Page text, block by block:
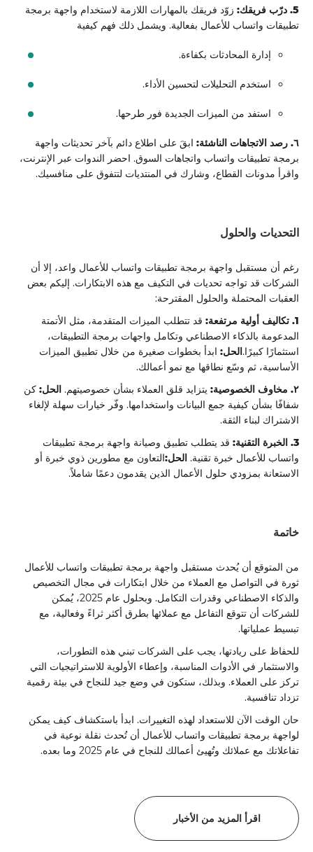
5. درّب فريقك:
زوّد فريقك بالمهارات اللازمة لاستخدام واجهة برمجة
تطبيقات واتساب للأعمال بفعالية. ويشمل ذلك فهم كيفية
إدارة المحادثات بكفاءة.
استخدم التحليلات لتحسين الأداء.
استفد من الميزات الجديدة فور طرحها.
٦. رصد الاتجاهات الناشئة:
ابقَ على اطلاع دائم بآخر تحديثات واجهة
برمجة تطبيقات واتساب واتجاهات السوق. احضر الندوات عبر الإنترنت،
واقرأ مدونات القطاع، وشارك في المنتديات لتتفوق على منافسيك.
التحديات والحلول
رغم أن مستقبل واجهة برمجة تطبيقات واتساب للأعمال واعد، إلا أن
الشركات قد تواجه تحديات في التكيف مع هذه الابتكارات. إليكم بعض
العقبات المحتملة والحلول المقترحة:
1. تكاليف أولية مرتفعة:
قد تتطلب الميزات المتقدمة، مثل الأتمتة
المدعومة بالذكاء الاصطناعي وتكامل واجهات برمجة التطبيقات،
استثمارًا كبيرًا.الحل: ابدأ بخطوات صغيرة من خلال تطبيق الميزات
الأساسية، ثم وسّع نطاقها مع نمو أعمالك.
٢. مخاوف الخصوصية:
يتزايد قلق العملاء بشأن خصوصيتهم. الحل: كن
شفافًا بشأن كيفية جمع البيانات واستخدامها. وفّر خيارات سهلة لإلغاء
الاشتراك لبناء الثقة.
3. الخبرة التقنية:
قد يتطلب تطبيق وصيانة واجهة برمجة تطبيقات
واتساب للأعمال خبرة تقنية. الحل:التعاون مع مطورين ذوي خبرة أو
الاستعانة بمزودي حلول الأعمال الذين يقدمون دعمًا شاملاً.
خاتمة
من المتوقع أن يُحدث مستقبل واجهة برمجة تطبيقات واتساب للأعمال
ثورة في التواصل مع العملاء من خلال ابتكارات في مجال التخصيص
والذكاء الاصطناعي وقدرات التكامل. وبحلول عام 2025، يُمكن
للشركات أن تتوقع التفاعل مع عملائها بطرق أكثر ثراءً وفعالية، مع
تبسيط عملياتها.
للحفاظ على ريادتها، يجب على الشركات تبني هذه التطورات،
والاستثمار في الأدوات المناسبة، وإعطاء الأولوية للاستراتيجيات التي
تركز على العملاء. وبذلك، ستكون في وضع جيد للنجاح في بيئة رقمية
تزداد تنافسية.
حان الوقت الآن للاستعداد لهذه التغييرات. ابدأ باستكشاف كيف يمكن
لواجهة برمجة تطبيقات واتساب للأعمال أن تُحدث نقلة نوعية في
تفاعلاتك مع عملائك وتُهيئ أعمالك للنجاح في عام 2025 وما بعده.
اقرأ المزيد من الأخبار